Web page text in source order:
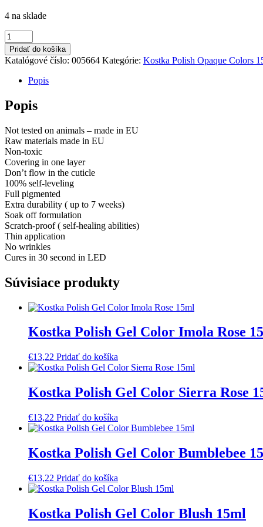
4 na sklade
množstvo
Kostka
Polish
Gel
Color
Creamy
15ml
Pridať do košíka
Katalógové číslo: 005664 Kategórie: Kostka Polish Opaque Colors
Popis
Popis
Not tested on animals – made in EU
Raw materials made in EU
Non-toxic
Covering in one layer
Don’t flow in the cuticle
100% self-leveling
Full pigmented
Extra durability ( up to 7 weeks)
Soak off formulation
Scratch-proof ( self-healing abilities)
Thin application
No wrinkles
Cures in 30 second in LED
Súvisiace produkty
Kostka Polish Gel Color Imola Rose
€13,22 Pridať do košíka
Kostka Polish Gel Color Sierra Rose
€13,22 Pridať do košíka
Kostka Polish Gel Color Bumblebee
€13,22 Pridať do košíka
Kostka Polish Gel Color Blush 15ml